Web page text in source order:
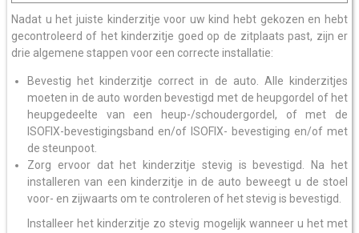
Nadat u het juiste kinderzitje voor uw kind hebt gekozen en hebt
gecontroleerd of het kinderzitje goed op de zitplaats past, zijn er
drie algemene stappen voor een correcte installatie:
Bevestig het kinderzitje correct in de auto. Alle kinderzitjes
moeten in de auto worden bevestigd met de heupgordel of het
heupgedeelte van een heup-/schoudergordel, of met de
ISOFIX-bevestigingsband en/of ISOFIX- bevestiging en/of met
de steunpoot.
Zorg ervoor dat het kinderzitje stevig is bevestigd. Na het
installeren van een kinderzitje in de auto beweegt u de stoel
voor- en zijwaarts om te controleren of het stevig is bevestigd.
Installeer het kinderzitje zo stevig mogelijk wanneer u het met